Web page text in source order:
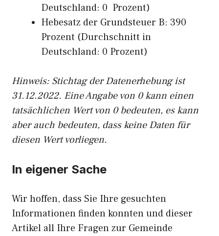
Deutschland: 0 Prozent)
Hebesatz der Grundsteuer B: 390
Prozent (Durchschnitt in
Deutschland: 0 Prozent)
Hinweis: Stichtag der Datenerhebung ist
31.12.2022. Eine Angabe von 0 kann einen
tatsächlichen Wert von 0 bedeuten, es kann
aber auch bedeuten, dass keine Daten für
diesen Wert vorliegen.
In eigener Sache
Wir hoffen, dass Sie Ihre gesuchten
Informationen finden konnten und dieser
Artikel all Ihre Fragen zur Gemeinde